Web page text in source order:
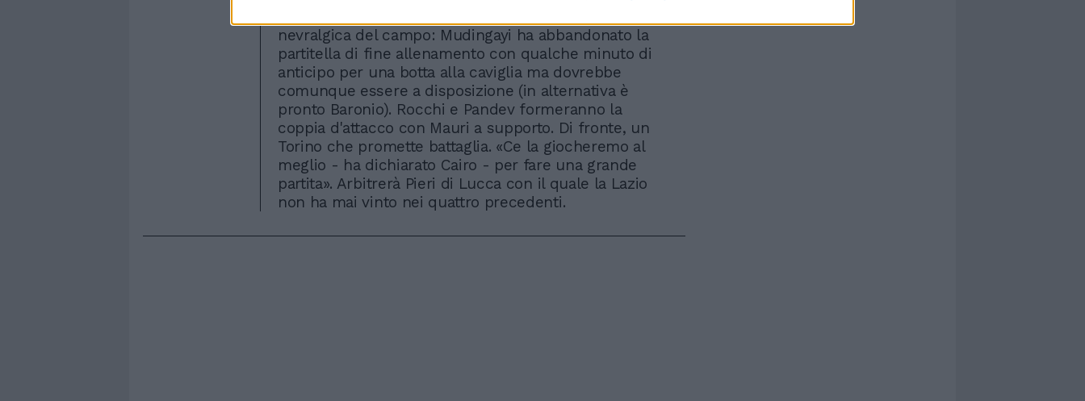
nevralgica del campo: Mudingayi ha abbandonato la
partitella di fine allenamento con qualche minuto di
anticipo per una botta alla caviglia ma dovrebbe
comunque essere a disposizione (in alternativa è
pronto Baronio). Rocchi e Pandev formeranno la
coppia d'attacco con Mauri a supporto. Di fronte, un
Torino che promette battaglia. «Ce la giocheremo al
meglio - ha dichiarato Cairo - per fare una grande
partita». Arbitrerà Pieri di Lucca con il quale la Lazio
non ha mai vinto nei quattro precedenti.